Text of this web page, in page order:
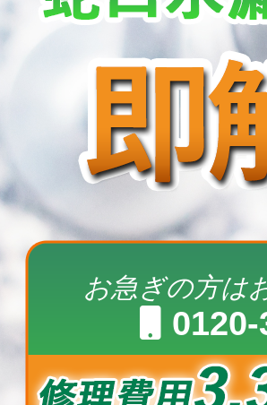
お急ぎの方は